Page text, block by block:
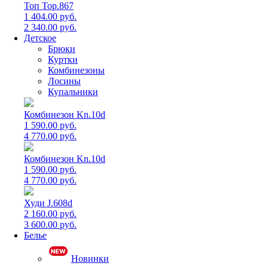
Топ Top.867
1 404.00 руб.
2 340.00 руб.
Детское
Брюки
Куртки
Комбинезоны
Лосины
Купальники
Комбинезон Kn.10d
1 590.00 руб.
4 770.00 руб.
Комбинезон Kn.10d
1 590.00 руб.
4 770.00 руб.
Худи J.608d
2 160.00 руб.
3 600.00 руб.
Белье
Новинки